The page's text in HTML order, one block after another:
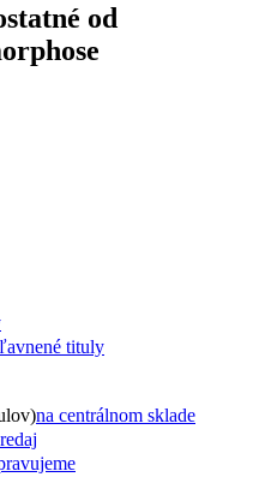
od
tituly
na centrálnom sklade